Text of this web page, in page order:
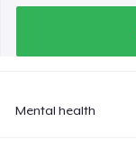
Mental health